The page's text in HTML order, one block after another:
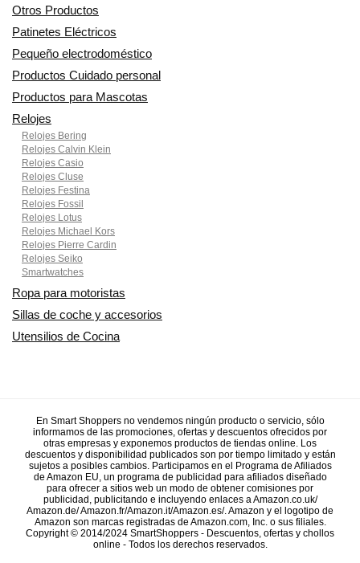
Otros Productos
Patinetes Eléctricos
Pequeño electrodoméstico
Productos Cuidado personal
Productos para Mascotas
Relojes
Relojes Bering
Relojes Calvin Klein
Relojes Casio
Relojes Cluse
Relojes Festina
Relojes Fossil
Relojes Lotus
Relojes Michael Kors
Relojes Pierre Cardin
Relojes Seiko
Smartwatches
Ropa para motoristas
Sillas de coche y accesorios
Utensilios de Cocina
En Smart Shoppers no vendemos ningún producto o servicio, sólo
informamos de las promociones, ofertas y descuentos ofrecidos por
otras empresas y exponemos productos de tiendas online. Los
descuentos y disponibilidad publicados son por tiempo limitado y están
sujetos a posibles cambios. Participamos en el Programa de Afiliados
de Amazon EU, un programa de publicidad para afiliados diseñado
para ofrecer a sitios web un modo de obtener comisiones por
publicidad, publicitando e incluyendo enlaces a Amazon.co.uk/
Amazon.de/ Amazon.fr/Amazon.it/Amazon.es/. Amazon y el logotipo de
Amazon son marcas registradas de Amazon.com, Inc. o sus filiales.
Copyright © 2014/2024 SmartShoppers - Descuentos, ofertas y chollos
online - Todos los derechos reservados.